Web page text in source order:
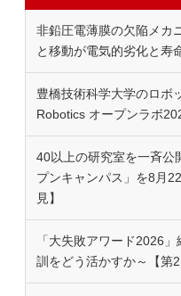
非鉛圧電薄膜の欠陥メカ
と移動が電気的劣化と寿
豊橋技術科学大学のロボ
Robotics オープンラボ
40以上の研究室を一斉公
プンキャンパス」を8月
見】
「大失敗アワード2026
訓をどう活かすか～【第2